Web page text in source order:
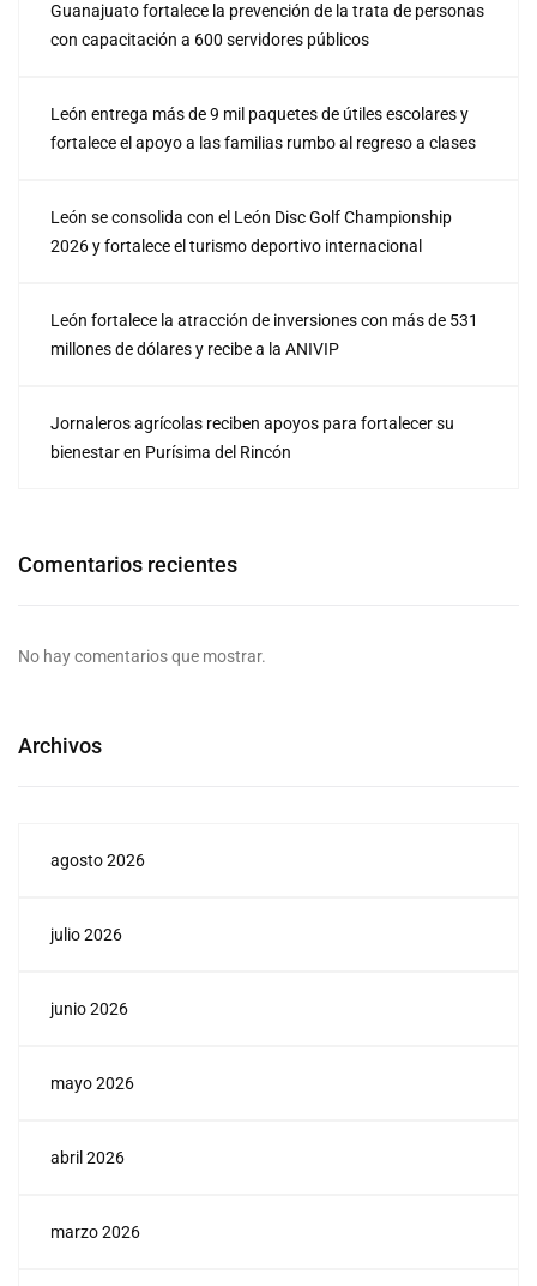
Guanajuato fortalece la prevención de la trata de personas
con capacitación a 600 servidores públicos
León entrega más de 9 mil paquetes de útiles escolares y
fortalece el apoyo a las familias rumbo al regreso a clases
León se consolida con el León Disc Golf Championship
2026 y fortalece el turismo deportivo internacional
León fortalece la atracción de inversiones con más de 531
millones de dólares y recibe a la ANIVIP
Jornaleros agrícolas reciben apoyos para fortalecer su
bienestar en Purísima del Rincón
Comentarios recientes
No hay comentarios que mostrar.
Archivos
agosto 2026
julio 2026
junio 2026
mayo 2026
abril 2026
marzo 2026